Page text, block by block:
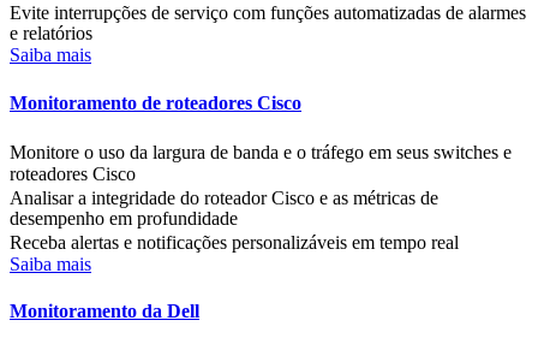
Evite interrupções de serviço com funções automatizadas de alarmes
e relatórios
Saiba mais
Monitoramento de roteadores Cisco
Monitore o uso da largura de banda e o tráfego em seus switches e
roteadores Cisco
Analisar a integridade do roteador Cisco e as métricas de
desempenho em profundidade
Receba alertas e notificações personalizáveis em tempo real
Saiba mais
Monitoramento da Dell